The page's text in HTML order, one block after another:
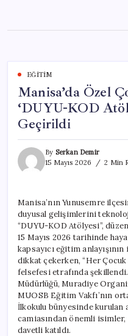
content
EĞITIM
Manisa’da Özel
‘DUYU-KOD
Geçirildi
By Serkan Demir
15 Mayıs 2026
2 Min
Manisa’nın Yunusemre
duyusal gelişimlerini
“DUYU-KOD Atölyesi”,
15 Mayıs 2026 tarihinde
kapsayıcı eğitim
dikkat çekerken, “Her Çocuk
felsefesi etrafında
Müdürlüğü, Muradiye
MUOSB Eğitim Vakfı’nın
İlkokulu bünyesinde kurulan
camiasından önemli
davetli katıldı.